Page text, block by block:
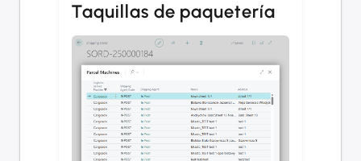
Taquillas de paquetería